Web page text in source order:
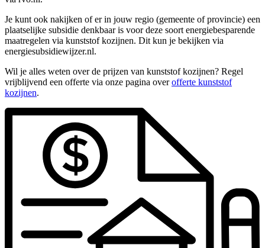
Je kunt ook nakijken of er in jouw regio (gemeente of provincie) een
plaatselijke subsidie denkbaar is voor deze soort energiebesparende
maatregelen via kunststof kozijnen. Dit kun je bekijken via
energiesubsidiewijzer.nl.
Wil je alles weten over de prijzen van kunststof kozijnen? Regel
vrijblijvend een offerte via onze pagina overofferte kunststof
kozijnen.